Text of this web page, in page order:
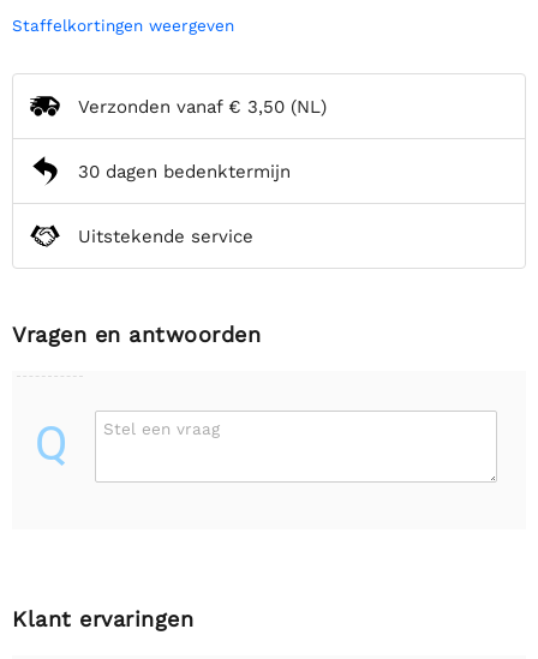
Staffelkortingen weergeven
Verzonden vanaf € 3,50 (NL)
30 dagen bedenktermijn
Uitstekende service
Vragen en antwoorden
Q Stel een vraag
Klant ervaringen